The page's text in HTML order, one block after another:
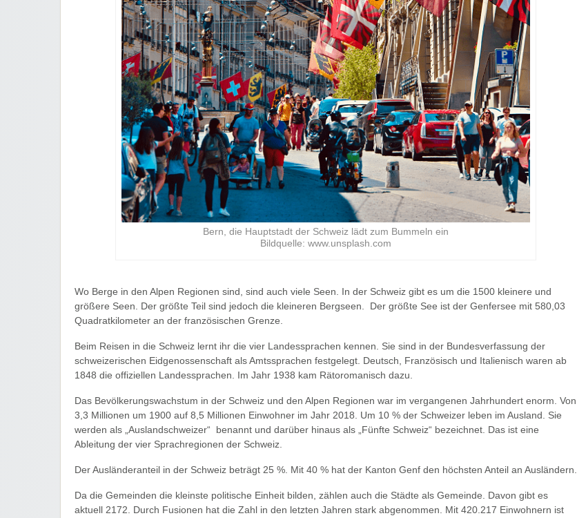
Bern, die Hauptstadt der Schweiz lädt zum Bummeln ein
Bildquelle: www.unsplash.com
Wo Berge in den Alpen Regionen sind, sind auch viele Seen. In der Schweiz gibt es um die 1500 kleinere und
größere Seen. Der größte Teil sind jedoch die kleineren Bergseen. Der größte See ist der Genfersee mit 580,03
Quadratkilometer an der französischen Grenze.
Beim Reisen in die Schweiz lernt ihr die vier Landessprachen kennen. Sie sind in der Bundesverfassung der
schweizerischen Eidgenossenschaft als Amtssprachen festgelegt. Deutsch, Französisch und Italienisch waren ab
1848 die offiziellen Landessprachen. Im Jahr 1938 kam Rätoromanisch dazu.
Das Bevölkerungswachstum in der Schweiz und den Alpen Regionen war im vergangenen Jahrhundert enorm. Von
3,3 Millionen um 1900 auf 8,5 Millionen Einwohner im Jahr 2018. Um 10 % der Schweizer leben im Ausland. Sie
werden als „Auslandschweizer“ benannt und darüber hinaus als „Fünfte Schweiz“ bezeichnet. Das ist eine
Ableitung der vier Sprachregionen der Schweiz.
Der Ausländeranteil in der Schweiz beträgt 25 %. Mit 40 % hat der Kanton Genf den höchsten Anteil an Ausländern.
Da die Gemeinden die kleinste politische Einheit bilden, zählen auch die Städte als Gemeinde. Davon gibt es
aktuell 2172. Durch Fusionen hat die Zahl in den letzten Jahren stark abgenommen. Mit 420.217 Einwohnern ist